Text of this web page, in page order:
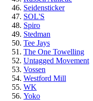
Seidensticker
SOL'S
Spiro
Stedman
Tee Jays
The One Towelling
Untagged Movement
Vossen
Westford Mill
WK
Yoko